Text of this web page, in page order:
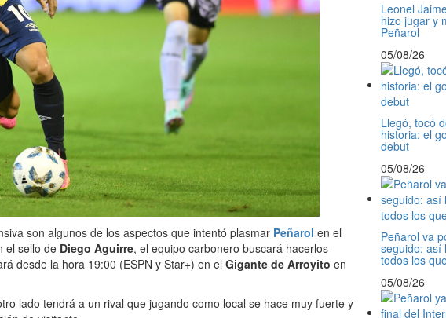
son algunos de los aspectos que intentó plasmar Peñarol en el
el sello de Diego Aguirre, el equipo carbonero buscará hacerlos
desde la hora 19:00 (ESPN y Star+) en el Gigante de Arroyito en
lado tendrá a un rival que jugando como local se hace muy fuerte y
Leonel
hizo jugar y
Peñarol
05/08/26
Llegó, tocó
historia: el
debut
05/08/26
Peñarol va
seguido: así
todos los
05/08/26